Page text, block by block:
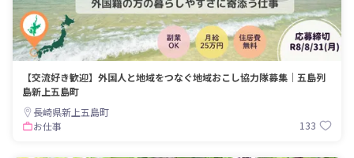
【交流好き歓迎】外国人と地域をつなぐ地域おこし協力隊募集｜五島列
島新上五島町
長崎県新上五島町
お仕事
133